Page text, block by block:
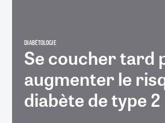
DIABÉTOLOGIE
Se coucher tard
augmenter le
diabète de type 2